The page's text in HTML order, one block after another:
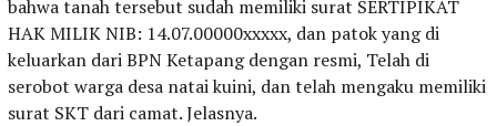
bahwa tanah tersebut sudah memiliki surat SERTIPIKAT
HAK MILIK NIB: 14.07.00000xxxxx, dan patok yang di
keluarkan dari BPN Ketapang dengan resmi, Telah di
serobot warga desa natai kuini, dan telah mengaku memiliki
surat SKT dari camat. Jelasnya.